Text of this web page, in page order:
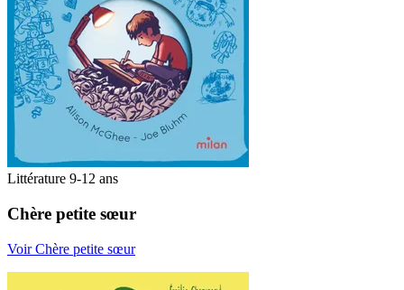
Littérature 9-12 ans
Chère petite sœur
Voir Chère petite sœur